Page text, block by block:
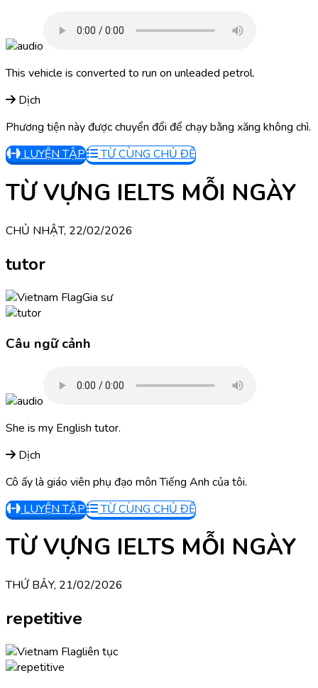
This vehicle is converted to run on unleaded petrol.
Dịch
Phương tiện này được chuyển đổi để chạy bằng xăng không chì.
LUYỆN TẬP
TỪ CÙNG CHỦ ĐỀ
TỪ VỰNG IELTS MỖI NGÀY
CHỦ NHẬT, 22/02/2026
tutor
Gia sư
Câu ngữ cảnh
She is my English tutor.
Dịch
Cô ấy là giáo viên phụ đạo môn Tiếng Anh của tôi.
LUYỆN TẬP
TỪ CÙNG CHỦ ĐỀ
TỪ VỰNG IELTS MỖI NGÀY
THỨ BẢY, 21/02/2026
repetitive
liên tục